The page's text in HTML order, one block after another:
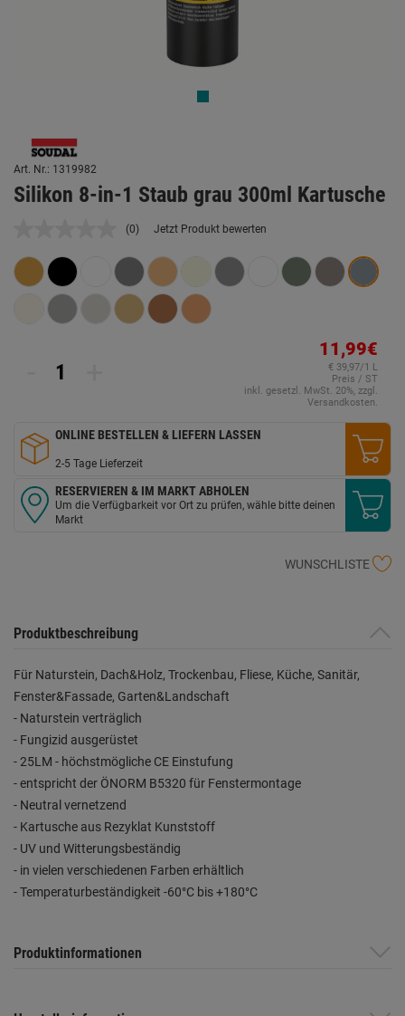
Art. Nr.: 1319982
Silikon 8-in-1 Staub grau 300ml Kartusche
Kein
Link
auf
derselben
Seite.
(0) Jetzt Produkt bewerten
11,99€
€ 39,97/1 L
Preis / ST
inkl. gesetzl. MwSt. 20%, zzgl.
Versandkosten.
ONLINE BESTELLEN & LIEFERN LASSEN
2-5 Tage Lieferzeit
RESERVIEREN & IM MARKT ABHOLEN
Um die Verfügbarkeit vor Ort zu prüfen, wähle bitte deinen
Markt
WUNSCHLISTE
Produktbeschreibung
Für Naturstein, Dach&Holz, Trockenbau, Fliese, Küche, Sanitär,
Fenster&Fassade, Garten&Landschaft
- Naturstein verträglich
- Fungizid ausgerüstet
- 25LM - höchstmögliche CE Einstufung
- entspricht der ÖNORM B5320 für Fenstermontage
- Neutral vernetzend
- Kartusche aus Rezyklat Kunststoff
- UV und Witterungsbeständig
- in vielen verschiedenen Farben erhältlich
- Temperaturbeständigkeit -60°C bis +180°C
Produktinformationen